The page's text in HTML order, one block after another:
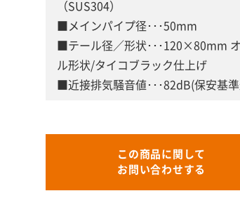
（SUS304）
■メインパイプ径･･･50mm
■テール径／形状･･･120×80mm
ル形状/タイコブラック仕上げ
■近接排気騒音値･･･82dB(保安基
この商品に関して
お問い合わせする